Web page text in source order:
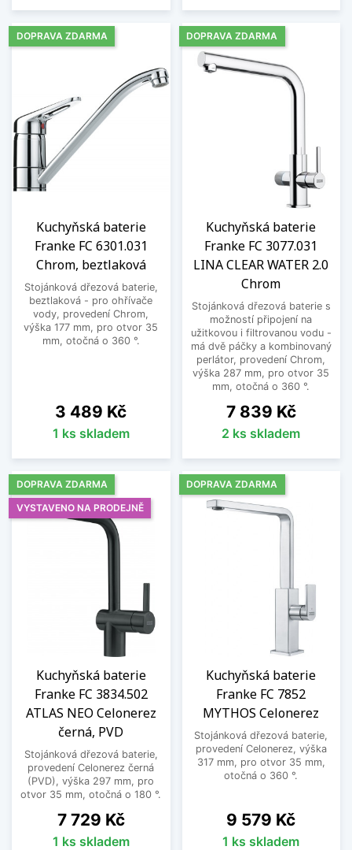
Kuchyňská baterie
Franke FC 6301.031
Chrom, beztlaková
Stojánková dřezová baterie,
beztlaková - pro ohřívače
vody, provedení Chrom,
výška 177 mm, pro otvor 35
mm, otočná o 360 °.
Cena
3 489 Kč
1 ks skladem
DOPRAVA ZDARMA
Kuchyňská baterie
Franke FC 3077.031
LINA CLEAR WATER 2.0
Chrom
Stojánková dřezová baterie s
možností připojení na
užitkovou i filtrovanou vodu -
má dvě páčky a kombinovaný
perlátor, provedení Chrom,
výška 287 mm, pro otvor 35
mm, otočná o 360 °.
Cena
7 839 Kč
2 ks skladem
DOPRAVA ZDARMA
Kuchyňská baterie
Franke FC 3834.502
ATLAS NEO Celonerez
černá, PVD
Stojánková dřezová baterie,
provedení Celonerez černá
(PVD), výška 297 mm, pro
otvor 35 mm, otočná o 180 °.
Cena
7 729 Kč
1 ks skladem
DOPRAVA ZDARMA
VYSTAVENO NA PRODEJNĚ
Kuchyňská baterie
Franke FC 7852
MYTHOS Celonerez
Stojánková dřezová baterie,
provedení Celonerez, výška
317 mm, pro otvor 35 mm,
otočná o 360 °.
Cena
9 579 Kč
1 ks skladem
DOPRAVA ZDARMA